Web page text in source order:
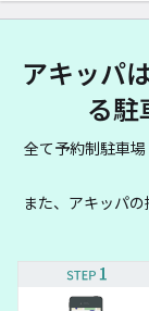
アキッパ
る駐
全て予約制駐車
また、アキッパ